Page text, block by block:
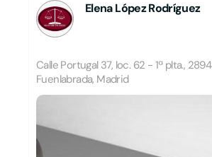
Elena López Rodríguez
Calle Portugal 37, loc. 62 - 1ª plta.,
Fuenlabrada, Madrid